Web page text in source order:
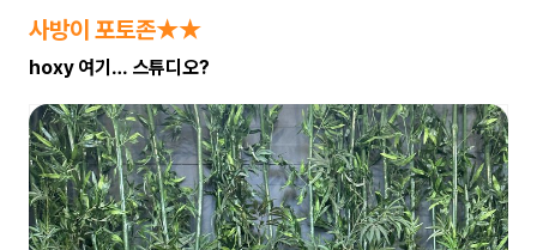
사방이 포토존★★
hoxy 여기… 스튜디오?